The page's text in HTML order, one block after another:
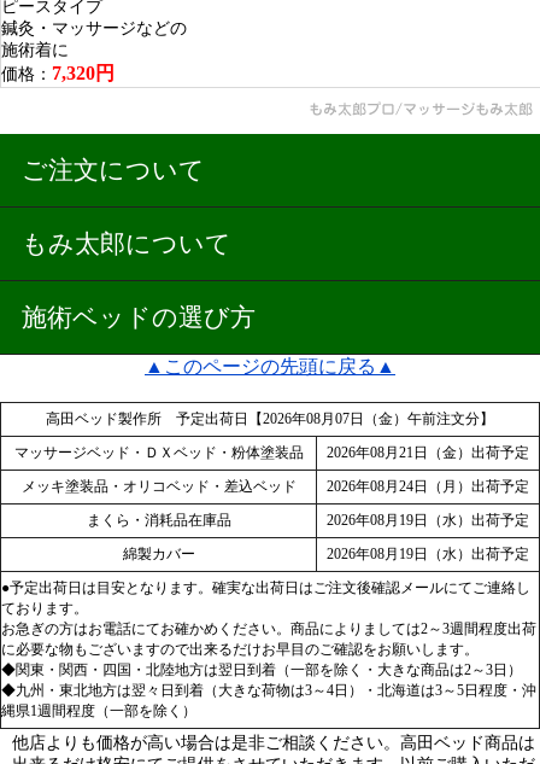
ピースタイプ
鍼灸・マッサージなどの
施術着に
価格： 7,320円
ご注文について
もみ太郎について
施術ベッドの選び方
▲このページの先頭に戻る▲
高田ベッド製作所 予定出荷日【2026年08月07日（金）午前注文分】
マッサージベッド・ＤＸベッド・粉体塗装品
2026年08月21日（金）出荷予定
メッキ塗装品・オリコベッド・差込ベッド
2026年08月24日（月）出荷予定
まくら・消耗品在庫品
2026年08月19日（水）出荷予定
綿製カバー
2026年08月19日（水）出荷予定
●予定出荷日は目安となります。確実な出荷日はご注文後確認メールにてご連絡し
ております。
お急ぎの方はお電話にてお確かめください。商品によりましては2～3週間程度出荷
に必要な物もございますので出来るだけお早目のご確認をお願いします。
◆関東・関西・四国・北陸地方は翌日到着（一部を除く・大きな商品は2～3日）
◆九州・東北地方は翌々日到着（大きな荷物は3～4日）・北海道は3～5日程度・沖
縄県1週間程度（一部を除く）
他店よりも価格が高い場合は是非ご相談ください。高田ベッド商品は